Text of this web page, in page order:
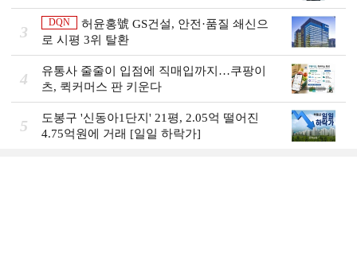
3
DQN
허윤홍號 GS건설, 안전·품질 쇄신으
로 시평 3위 탈환
4
유통사 줄줄이 입점에 직매입까지…쿠팡이
츠, 퀵커머스 판 키운다
5
도봉구 '신동아1단지' 21평, 2.05억 떨어진
4.75억원에 거래 [일일 하락가]